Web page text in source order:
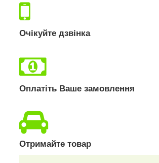
Очікуйте дзвінка
Оплатіть Ваше замовлення
Отримайте товар